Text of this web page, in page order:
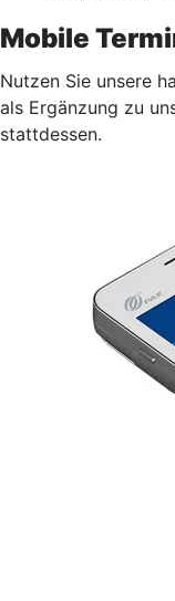
Mobile
Nutzen Sie unsere
als Ergänzung zu
stattdessen.